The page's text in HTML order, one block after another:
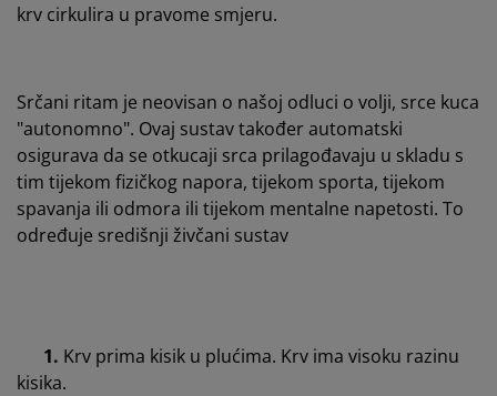
krv cirkulira u pravome smjeru.
Srčani ritam je neovisan o našoj odluci o volji, srce kuca
"autonomno". Ovaj sustav također automatski
osigurava da se otkucaji srca prilagođavaju u skladu s
tim tijekom fizičkog napora, tijekom sporta, tijekom
spavanja ili odmora ili tijekom mentalne napetosti. To
određuje središnji živčani sustav
1. Krv prima kisik u plućima. Krv ima visoku razinu
kisika.